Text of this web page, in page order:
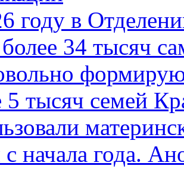
году в
34 тысяч
5 тысяч семей
с начала года.